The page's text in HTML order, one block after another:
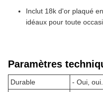
Inclut 18k d'or plaqué
idéaux pour toute
Paramètres
Durable
- Oui, oui.